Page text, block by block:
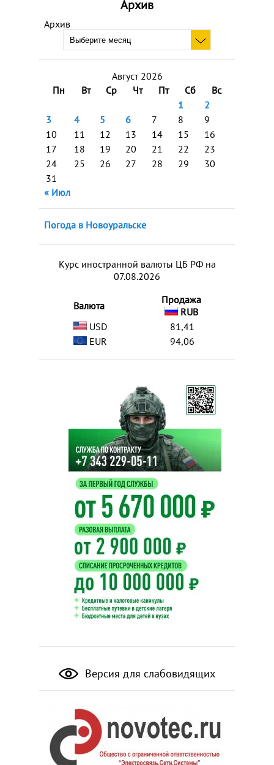
Архив
Архив
Август 2026
Пн
Вт Ср Чт Пт Сб
Вс
1
2
3
4 5 6 7 8
9
10
11 12 13 14 15
16
17
18 19 20 21 22
23
24
25 26 27 28 29
30
31
« Июл
Погода в Новоуральске
Курс иностранной валюты ЦБ РФ на
07.08.2026
Валюта
Продажа
RUB
USD
81,41
EUR
94,06
Версия для слабовидящих